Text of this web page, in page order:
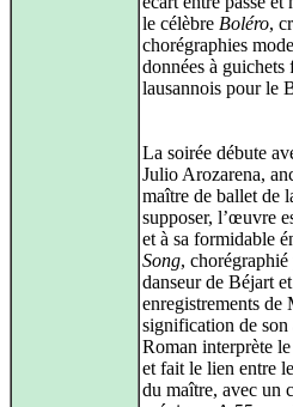
le célèbre Boléro,
chorégraphies
données à guichets
lausannois pour le
La soirée débute
Julio Arozarena,
maître de ballet de
supposer, l’œuvre
et à sa formidable
Song,
danseur de Béjart
enregistrements de
signification de
Roman interprète
et fait le lien entre
du maître, avec un